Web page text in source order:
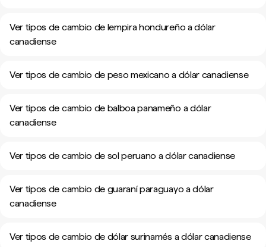
Ver tipos de cambio de lempira hondureño a dólar
canadiense
Ver tipos de cambio de peso mexicano a dólar canadiense
Ver tipos de cambio de balboa panameño a dólar
canadiense
Ver tipos de cambio de sol peruano a dólar canadiense
Ver tipos de cambio de guaraní paraguayo a dólar
canadiense
Ver tipos de cambio de dólar surinamés a dólar canadiense